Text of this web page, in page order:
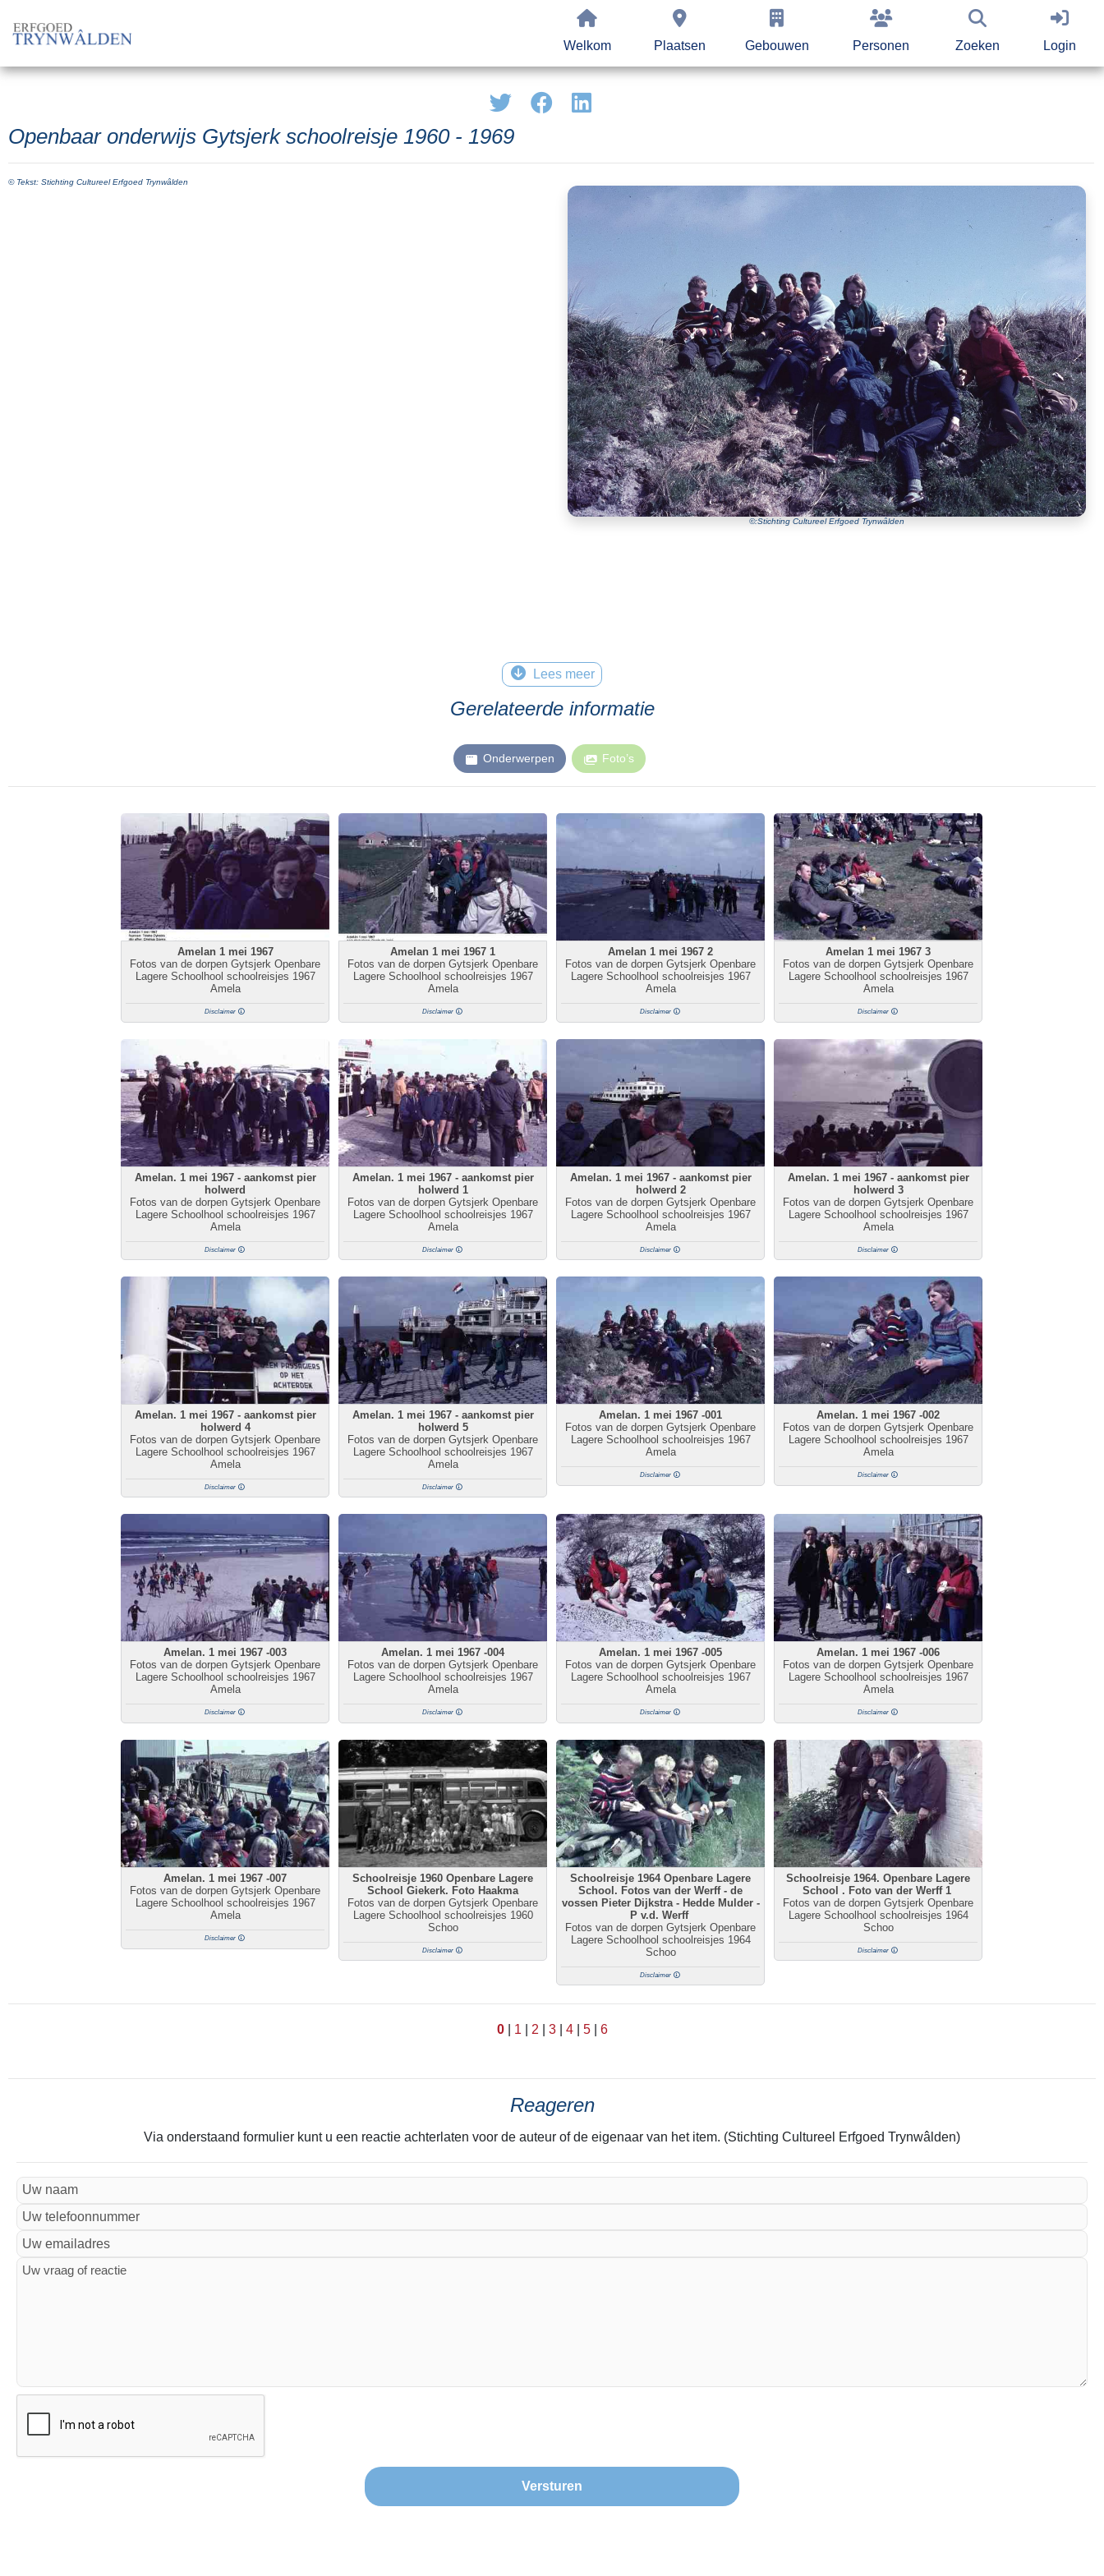
Welkom Plaatsen Gebouwen Personen Zoeken Login
Openbaar onderwijs Gytsjerk schoolreisje 1960 - 1969
©:Stichting Cultureel Erfgoed Trynwâlden
© Tekst: Stichting Cultureel Erfgoed Trynwâlden
Lees meer
Gerelateerde informatie
Onderwerpen Foto’s
Amelan 1 mei 1967
Fotos van de dorpen Gytsjerk Openbare
Lagere Schoolhool schoolreisjes 1967
Amela
Disclaimer
Amelan 1 mei 1967 1
Fotos van de dorpen Gytsjerk Openbare
Lagere Schoolhool schoolreisjes 1967
Amela
Disclaimer
Amelan 1 mei 1967 2
Fotos van de dorpen Gytsjerk Openbare
Lagere Schoolhool schoolreisjes 1967
Amela
Disclaimer
Amelan 1 mei 1967 3
Fotos van de dorpen Gytsjerk Openbare
Lagere Schoolhool schoolreisjes 1967
Amela
Disclaimer
Amelan. 1 mei 1967 - aankomst pier
holwerd
Fotos van de dorpen Gytsjerk Openbare
Lagere Schoolhool schoolreisjes 1967
Amela
Disclaimer
Amelan. 1 mei 1967 - aankomst pier
holwerd 1
Fotos van de dorpen Gytsjerk Openbare
Lagere Schoolhool schoolreisjes 1967
Amela
Disclaimer
Amelan. 1 mei 1967 - aankomst pier
holwerd 2
Fotos van de dorpen Gytsjerk Openbare
Lagere Schoolhool schoolreisjes 1967
Amela
Disclaimer
Amelan. 1 mei 1967 - aankomst pier
holwerd 3
Fotos van de dorpen Gytsjerk Openbare
Lagere Schoolhool schoolreisjes 1967
Amela
Disclaimer
Amelan. 1 mei 1967 - aankomst pier
holwerd 4
Fotos van de dorpen Gytsjerk Openbare
Lagere Schoolhool schoolreisjes 1967
Amela
Disclaimer
Amelan. 1 mei 1967 - aankomst pier
holwerd 5
Fotos van de dorpen Gytsjerk Openbare
Lagere Schoolhool schoolreisjes 1967
Amela
Disclaimer
Amelan. 1 mei 1967 -001
Fotos van de dorpen Gytsjerk Openbare
Lagere Schoolhool schoolreisjes 1967
Amela
Disclaimer
Amelan. 1 mei 1967 -002
Fotos van de dorpen Gytsjerk Openbare
Lagere Schoolhool schoolreisjes 1967
Amela
Disclaimer
Amelan. 1 mei 1967 -003
Fotos van de dorpen Gytsjerk Openbare
Lagere Schoolhool schoolreisjes 1967
Amela
Disclaimer
Amelan. 1 mei 1967 -004
Fotos van de dorpen Gytsjerk Openbare
Lagere Schoolhool schoolreisjes 1967
Amela
Disclaimer
Amelan. 1 mei 1967 -005
Fotos van de dorpen Gytsjerk Openbare
Lagere Schoolhool schoolreisjes 1967
Amela
Disclaimer
Amelan. 1 mei 1967 -006
Fotos van de dorpen Gytsjerk Openbare
Lagere Schoolhool schoolreisjes 1967
Amela
Disclaimer
Amelan. 1 mei 1967 -007
Fotos van de dorpen Gytsjerk Openbare
Lagere Schoolhool schoolreisjes 1967
Amela
Disclaimer
Schoolreisje 1960 Openbare Lagere
School Giekerk. Foto Haakma
Fotos van de dorpen Gytsjerk Openbare
Lagere Schoolhool schoolreisjes 1960
Schoo
Disclaimer
Schoolreisje 1964 Openbare Lagere
School. Fotos van der Werff - de
vossen Pieter Dijkstra - Hedde Mulder -
P v.d. Werff
Fotos van de dorpen Gytsjerk Openbare
Lagere Schoolhool schoolreisjes 1964
Schoo
Disclaimer
Schoolreisje 1964. Openbare Lagere
School . Foto van der Werff 1
Fotos van de dorpen Gytsjerk Openbare
Lagere Schoolhool schoolreisjes 1964
Schoo
Disclaimer
0| 1 2 3| 4| 5| 6
Reageren
Via onderstaand formulier kunt u een reactie achterlaten voor de auteur of de eigenaar van het item. (Stichting Cultureel Erfgoed Trynwâlden)